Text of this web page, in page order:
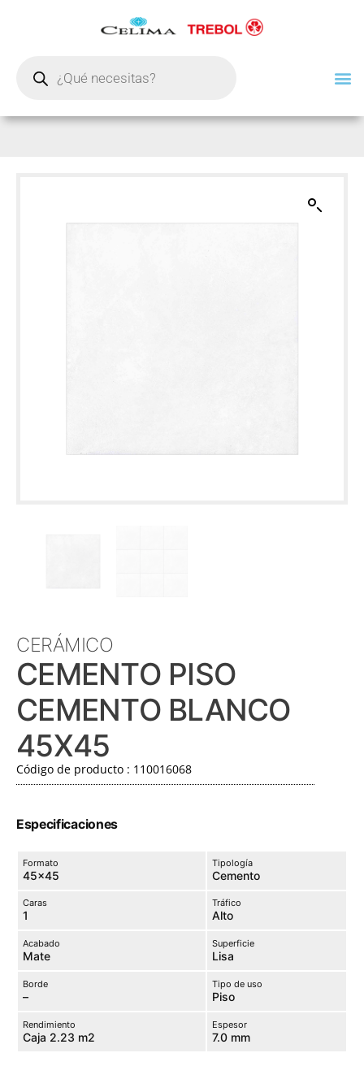
CERÁMICO
CEMENTO PISO
CEMENTO BLANCO
45X45
Código de producto : 110016068
Especificaciones
Formato
45×45
Tipología
Cemento
Caras
1
Tráfico
Alto
Acabado
Mate
Superficie
Lisa
Borde
–
Tipo de uso
Piso
Rendimiento
Caja 2.23 m2
Espesor
7.0 mm